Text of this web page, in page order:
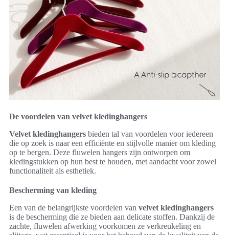
De voordelen van velvet kledinghangers
Velvet kledinghangers bieden tal van voordelen voor iedereen
die op zoek is naar een efficiënte en stijlvolle manier om kleding
op te bergen. Deze fluwelen hangers zijn ontworpen om
kledingstukken op hun best te houden, met aandacht voor zowel
functionaliteit als esthetiek.
Bescherming van kleding
Een van de belangrijkste voordelen van velvet kledinghangers
is de bescherming die ze bieden aan delicate stoffen. Dankzij de
zachte, fluwelen afwerking voorkomen ze verkreukeling en